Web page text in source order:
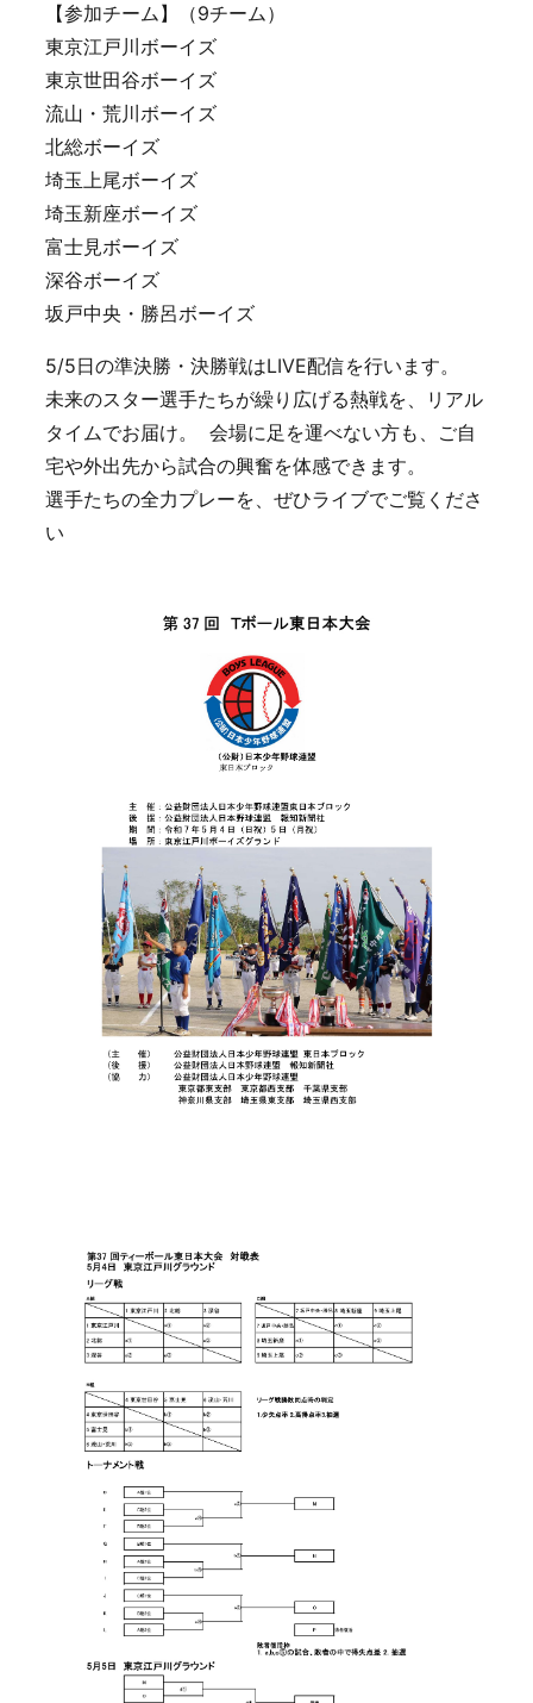
【参加チーム】（9チーム）
東京江戸川ボーイズ
東京世田谷ボーイズ
流山・荒川ボーイズ
北総ボーイズ
埼玉上尾ボーイズ
埼玉新座ボーイズ
富士見ボーイズ
深谷ボーイズ
坂戸中央・勝呂ボーイズ
5/5日の準決勝・決勝戦はLIVE配信を行います。
未来のスター選手たちが繰り広げる熱戦を、リアル
タイムでお届け。 会場に足を運べない方も、ご自
宅や外出先から試合の興奮を体感できます。
選手たちの全力プレーを、ぜひライブでご覧くださ
い